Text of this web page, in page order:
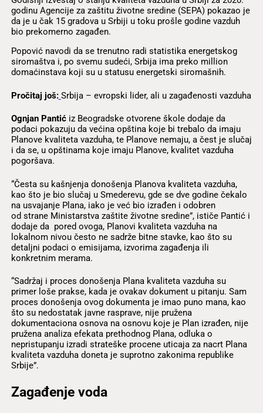
godinu Agencije za zaštitu životne sredine (SEPA) pokazao je
da je u čak 15 gradova u Srbiji u toku prošle godine vazduh
bio prekomerno zagađen.
Popović navodi da se trenutno radi statistika energetskog
siromaštva i, po svemu sudeći, Srbija ima preko million
domaćinstava koji su u statusu energetski siromašnih.
Pročitaj još: Srbija – evropski lider, ali u zagađenosti vazduha
Ognjan Pantićiz Beogradske otvorene škole dodaje da
podaci pokazuju da većina opština koje bi trebalo da imaju
Planove kvaliteta vazduha, te Planove nemaju, a čest je slučaj
i da se, u opštinama koje imaju Planove, kvalitet vazduha
pogoršava.
“Česta su kašnjenja donošenja Planova kvaliteta vazduha,
kao što je bio slučaj u Smederevu, gde se dve godine čekalo
na usvajanje Plana, iako je već bio izrađen i odobren
od strane Ministarstva zaštite životne sredine”, ističe Pantić i
dodaje da pored ovoga, Planovi kvaliteta vazduha na
lokalnom nivou često ne sadrže bitne stavke, kao što su
detaljni podaci o emisijama, izvorima zagađenja ili
konkretnim merama.
“Sadržaj i proces donošenja Plana kvaliteta vazduha su
primer loše prakse, kada je ovakav dokument u pitanju. Sam
proces donošenja ovog dokumenta je imao puno mana, kao
što su nedostatak javne rasprave, nije pružena
dokumentaciona osnova na osnovu koje je Plan izrađen, nije
pružena analiza efekata prethodnog Plana, odluka o
nepristupanju izradi strateške procene uticaja za nacrt Plana
kvaliteta vazduha doneta je suprotno zakonima republike
Srbije”.
Zagađenje voda